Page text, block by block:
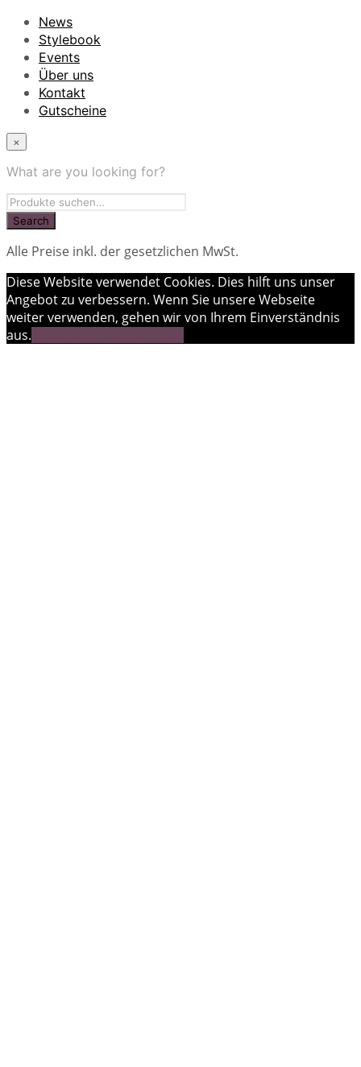
News
Stylebook
Events
Über uns
Kontakt
Gutscheine
×
What are you looking for?
Alle Preise inkl. der gesetzlichen MwSt.
Diese Website verwendet Cookies. Dies hilft uns unser
Angebot zu verbessern. Wenn Sie unsere Webseite
weiter verwenden, gehen wir von Ihrem Einverständnis
aus.